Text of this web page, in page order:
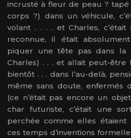
incrusté à fleur de peau ?
corps ?) dans un véhicule,
volant . . . . et Charles, c’était
reconnue, il était
piquer une tête pas dans la
Charles) . . . et allait peut-être
bientôt . . . dans l’au-delà,
même sans doute, enfermés
(ce n’était pas encore un
char futuriste, c’était une
perchée comme elles étaient
ces temps d’inventions